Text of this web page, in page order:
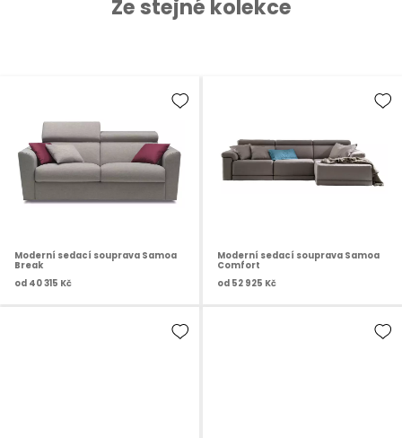
Ze stejné kolekce
Moderní sedací souprava Samoa
Break
od 40 315 Kč
Moderní sedací souprava Samoa
Comfort
od 52 925 Kč